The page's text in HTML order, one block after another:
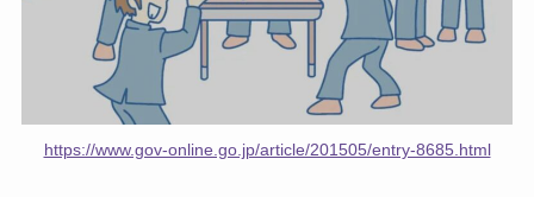
https://www.gov-online.go.jp/article/201505/entry-8685.html